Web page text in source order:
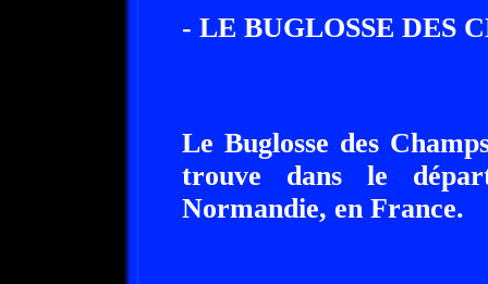
- LE BUGLOSSE DES
Le Buglosse des
trouve dans le
Normandie, en France.